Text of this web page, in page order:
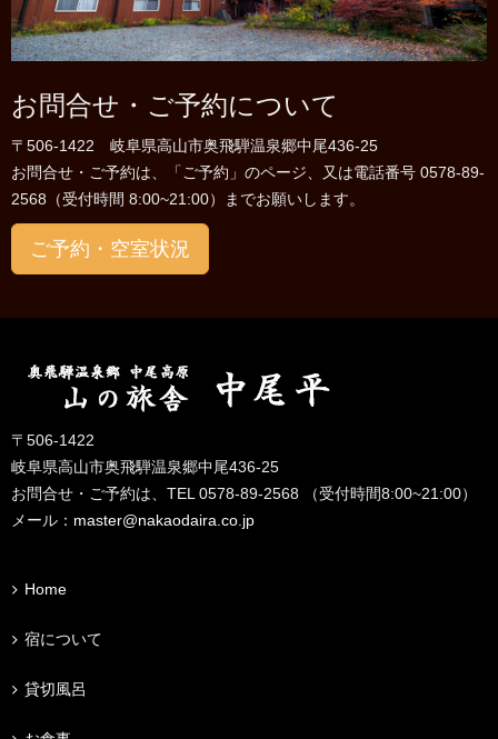
お問合せ・ご予約について
〒506-1422 岐阜県高山市奥飛騨温泉郷中尾436-25
お問合せ・ご予約は、「ご予約」のページ、又は電話番号 0578-89-
2568（受付時間 8:00~21:00）までお願いします。
ご予約・空室状況
〒506-1422
岐阜県高山市奥飛騨温泉郷中尾436-25
お問合せ・ご予約は、TEL 0578-89-2568 （受付時間8:00~21:00）
メール： master@nakaodaira.co.jp
Home
宿について
貸切風呂